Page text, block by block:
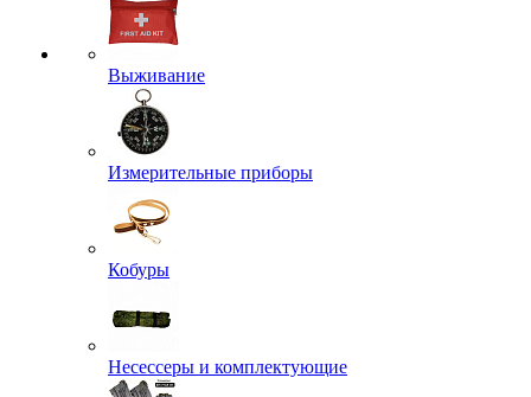
Выживание
Измерительные приборы
Кобуры
Несессеры и комплектующие